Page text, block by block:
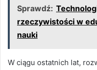
Sprawdź:
rzeczywistości w
nauki
W ciągu ostatnich lat,